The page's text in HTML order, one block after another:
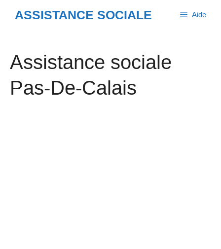
ASSISTANCE SOCIALE Aide
Assistance sociale
Pas-De-Calais